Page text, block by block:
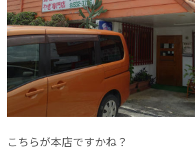
こちらが本店ですかね？